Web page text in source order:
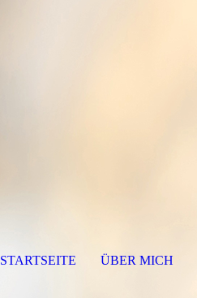
STARTSEITE ÜBER MICH